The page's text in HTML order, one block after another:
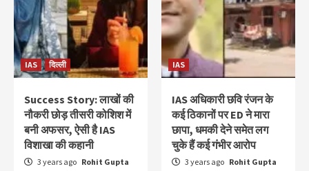
IAS दिल्ली
Success Story: लाखों की
नौकरी छोड़ तीसरी कोशिश में
बनी अफसर, ऐसी है IAS
विशाखा की कहानी
3 years ago Rohit Gupta
IAS
IAS अधिकारी छवि रंजन के
कई ठिकानों पर ED ने मारा
छापा, धमकी देने समेत लग
चुके हैं कई गंभीर आरोप
3 years ago Rohit Gupta